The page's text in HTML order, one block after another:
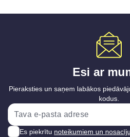
Esi ar
Pieraksties un saņem labākos
kodus.
Es piekrītu noteikumiem un